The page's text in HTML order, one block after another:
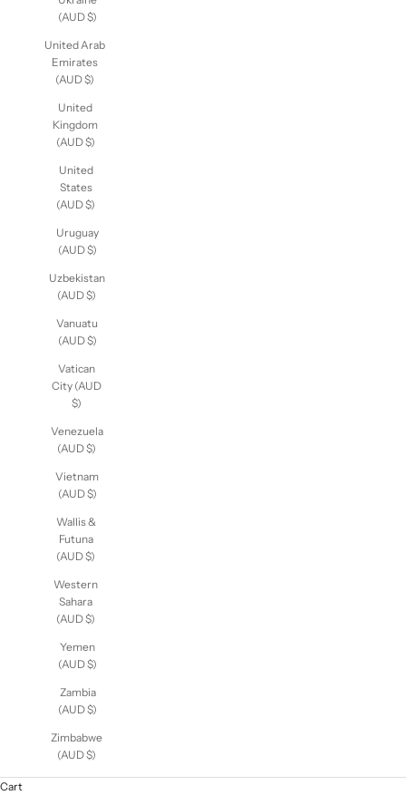
(AUD $)
United Arab
Emirates
(AUD $)
United
Kingdom
(AUD $)
United
States
(AUD $)
Uruguay
(AUD $)
Uzbekistan
(AUD $)
Vanuatu
(AUD $)
Vatican
City (AUD
$)
Venezuela
(AUD $)
Vietnam
(AUD $)
Wallis &
Futuna
(AUD $)
Western
Sahara
(AUD $)
Yemen
(AUD $)
Zambia
(AUD $)
Zimbabwe
(AUD $)
Cart